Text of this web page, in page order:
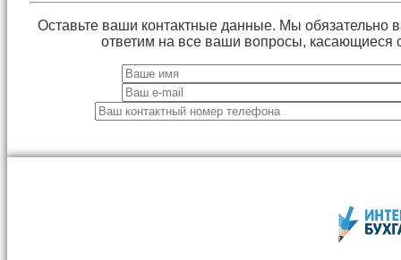
Оставьте ваши контактные данные. Мы обязательно
ответим на все ваши вопросы, касающиеся